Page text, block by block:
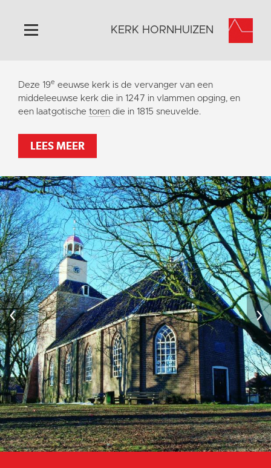
Home
Algemeen
Omgeving
Activiteiten
Steun ons
Contact
Vaktaal
KERK HORNHUIZEN
Deze 19e eeuwse kerk is de vervanger van een
middeleeuwse kerk die in 1247 in vlammen opging, en
een laatgotische toren die in 1815 sneuvelde.
LEES MEER
‹ ›